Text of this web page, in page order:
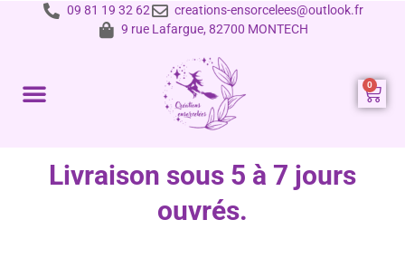
09 81 19 32 62
creations-ensorcelees@outlook.fr
9 rue Lafargue, 82700 MONTECH
Livraison sous 5 à 7 jours
ouvrés.